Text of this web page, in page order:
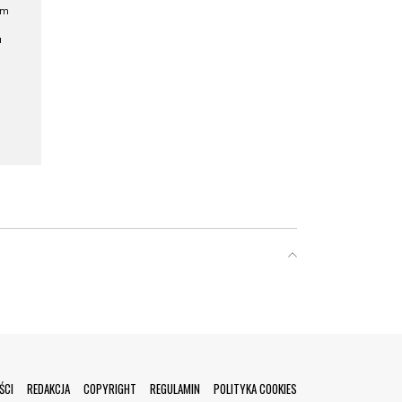
REDAKCJA COPYRIGHT REGULAMIN POLITYKA COOKIES